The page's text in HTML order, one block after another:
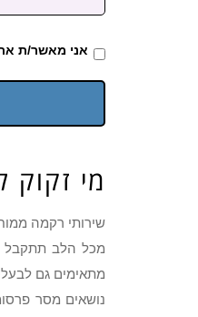
אני מאשר/ת
מי
שירותי רקמה
מכל הלב תתקבל
מתאימים גם
נושאים מסר